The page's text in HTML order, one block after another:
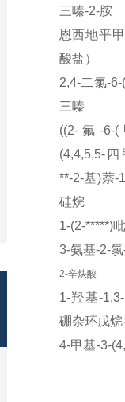
三嗪-2-胺
恩西地平
酸盐）
2,4-二氯-6-
三嗪
((2-氟 -6-(
(4,4,5,5-四
**-2-基)萘-
硅烷
1-(2-*****)
3-氨基-2-氯
2-辛炔酸
1-羟基-1,3-
硼杂环戊烷
4-甲基-3-